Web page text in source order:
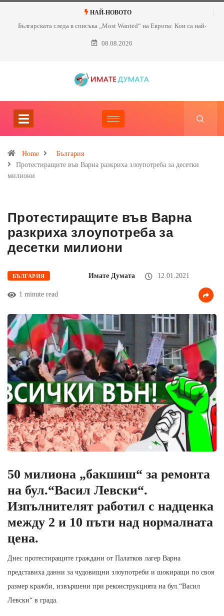
НАЙ-НОВОТО
Българската следа в списъка „Most Wanted“ на Европа: Кои са най-
търсените нашенци?
08.08.2026
Home
България
Протестиращите във Варна разкриха злоупотреба за десетки
милиони
Протестиращите във Варна
разкриха злоупотреба за
десетки милиони
БЪЛГАРИЯ Имате Думата 12.01.2021
1 minute read
50 милиона „бакшиш“ за ремонта
на бул.“Васил Левски“.
Изпълнителят работил с надценка
между 2 и 10 пъти над нормалната
цена.
Днес протестиращите граждани от Палатков лагер Варна
представиха данни за чудовищни злоупотреби и шокиращи по своя
размер кражби, извършени при реконструкцията на бул.“Васил
Левски“ в града.